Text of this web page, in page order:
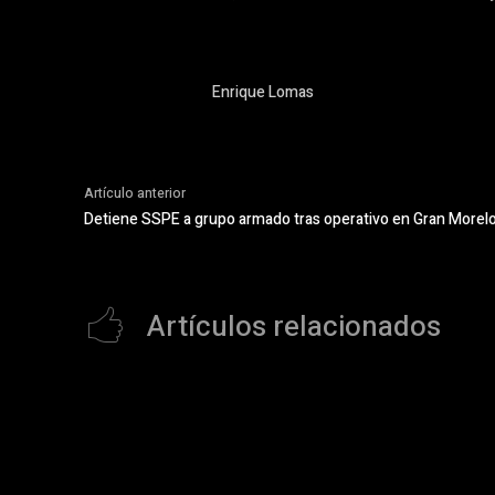
Enrique Lomas
Artículo anterior
Detiene SSPE a grupo armado tras operativo en Gran
Artículos relacionados